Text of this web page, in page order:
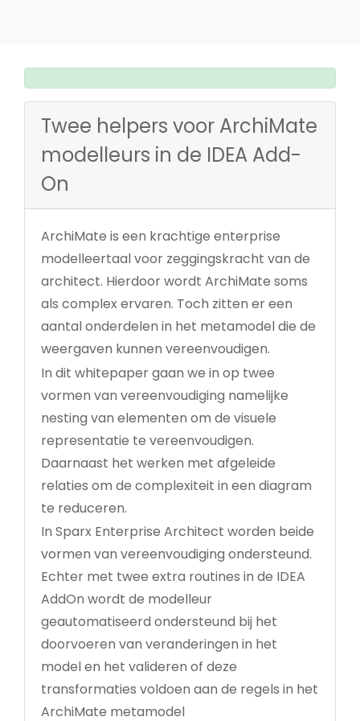
Twee helpers voor ArchiMate
modelleurs in de IDEA Add-
On
ArchiMate is een krachtige enterprise
modelleertaal voor zeggingskracht van de
architect. Hierdoor wordt ArchiMate soms
als complex ervaren. Toch zitten er een
aantal onderdelen in het metamodel die de
weergaven kunnen vereenvoudigen.
In dit whitepaper gaan we in op twee
vormen van vereenvoudiging namelijke
nesting van elementen om de visuele
representatie te vereenvoudigen.
Daarnaast het werken met afgeleide
relaties om de complexiteit in een diagram
te reduceren.
In Sparx Enterprise Architect worden beide
vormen van vereenvoudiging ondersteund.
Echter met twee extra routines in de IDEA
AddOn wordt de modelleur
geautomatiseerd ondersteund bij het
doorvoeren van veranderingen in het
model en het valideren of deze
transformaties voldoen aan de regels in het
ArchiMate metamodel